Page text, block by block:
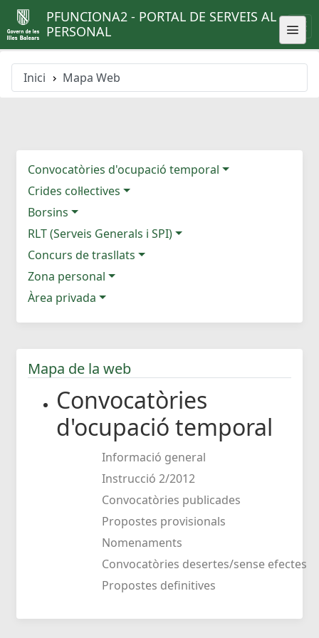
PFUNCIONA2 - PORTAL DE SERVEIS AL
PERSONAL
Inici Mapa Web
Convocatòries d'ocupació temporal
Crides col·lectives
Borsins
RLT (Serveis Generals i SPI)
Concurs de trasllats
Zona personal
Àrea privada
Mapa de la web
Convocatòries
d'ocupació temporal
Informació general
Instrucció 2/2012
Convocatòries publicades
Propostes provisionals
Nomenaments
Convocatòries desertes/sense efectes
Propostes definitives